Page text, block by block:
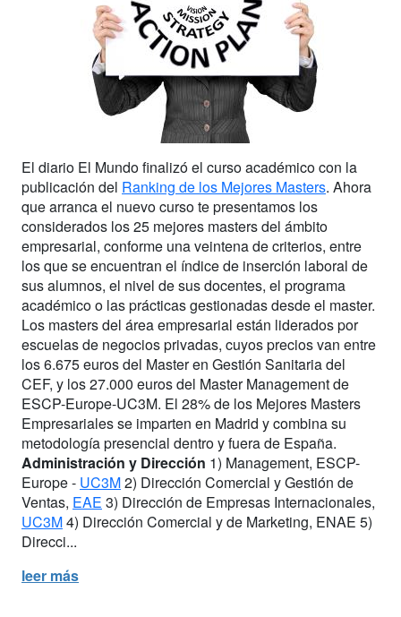
El diario El Mundo finalizó el curso académico con la
publicación del Ranking de los Mejores Masters. Ahora
que arranca el nuevo curso te presentamos los
considerados los 25 mejores masters del ámbito
empresarial, conforme una veintena de criterios, entre
los que se encuentran el índice de inserción laboral de
sus alumnos, el nivel de sus docentes, el programa
académico o las prácticas gestionadas desde el master.
Los masters del área empresarial están liderados por
escuelas de negocios privadas, cuyos precios van entre
los 6.675 euros del Master en Gestión Sanitaria del
CEF, y los 27.000 euros del Master Management de
ESCP-Europe-UC3M. El 28% de los Mejores Masters
Empresariales se imparten en Madrid y combina su
metodología presencial dentro y fuera de España.
Administración y Dirección 1) Management, ESCP-
Europe - UC3M2) Dirección Comercial y Gestión de
Ventas, EAE 3) Dirección de Empresas Internacionales,
UC3M4) Dirección Comercial y de Marketing, ENAE 5)
Direcci...
leer más